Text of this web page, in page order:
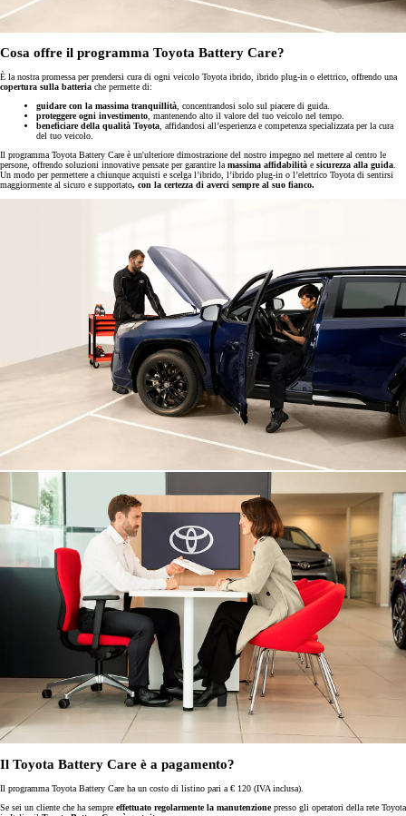
Cosa offre il programma Toyota Battery Care?
È la nostra promessa per prendersi cura di ogni veicolo Toyota ibrido, ibrido plug-in o elettrico, offrendo una
copertura sulla batteria che permette di:
guidare con la massima tranquillità, concentrandosi solo sul piacere di guida.
proteggere ogni investimento, mantenendo alto il valore del tuo veicolo nel tempo.
beneficiare della qualità Toyota, affidandosi all’esperienza e competenza specializzata per la cura
del tuo veicolo.
Il programma Toyota Battery Care è un'ulteriore dimostrazione del nostro impegno nel mettere al centro le
persone, offrendo soluzioni innovative pensate per garantire lamassima affidabilità e sicurezza alla guida.
Un modo per permettere a chiunque acquisti e scelga l’ibrido, l’ibrido plug-in o l’elettrico Toyota di sentirsi
maggiormente al sicuro e supportato, con la certezza di averci sempre al suo fianco.
Il Toyota Battery Care è a pagamento?
Il programma Toyota Battery Care ha un costo di listino pari a € 120 (IVA inclusa).
Se sei un cliente che ha sempre effettuato regolarmente la manutenzionepresso gli operatori della rete Toyota